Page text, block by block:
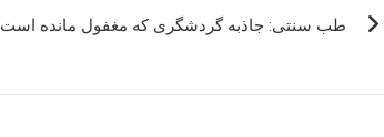
نوشته
طب سنتی: جاذبه گردشگری که مغفول مانده است